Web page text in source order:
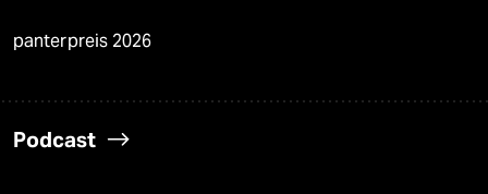
panterpreis 2026
Podcast